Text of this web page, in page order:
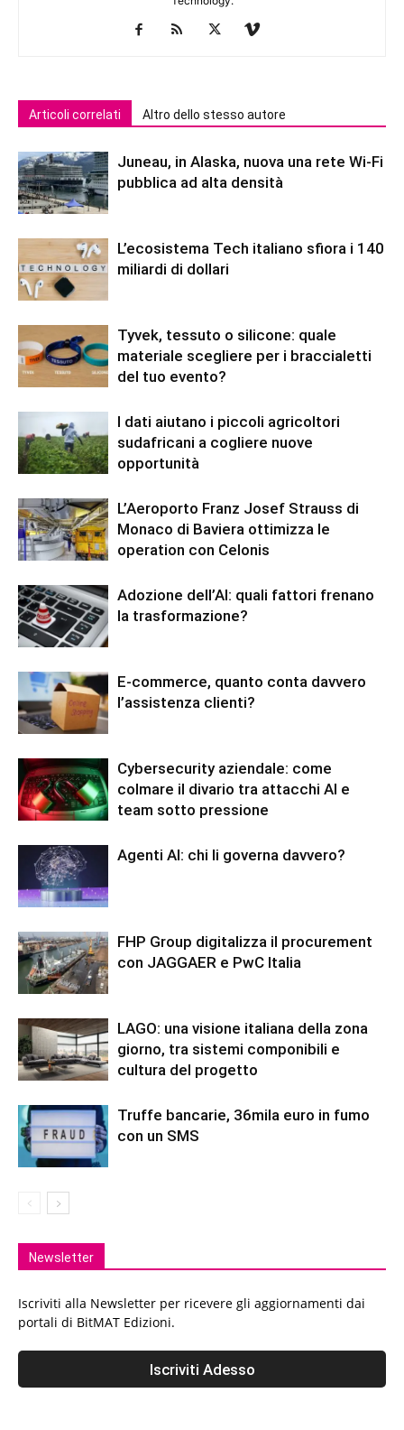
Articoli correlati Altro dello stesso autore
Juneau, in Alaska, nuova una rete Wi-Fi
pubblica ad alta densità
L’ecosistema Tech italiano sfiora i 140
miliardi di dollari
Tyvek, tessuto o silicone: quale
materiale scegliere per i braccialetti
del tuo evento?
I dati aiutano i piccoli agricoltori
sudafricani a cogliere nuove
opportunità
L’Aeroporto Franz Josef Strauss di
Monaco di Baviera ottimizza le
operation con Celonis
Adozione dell’AI: quali fattori frenano
la trasformazione?
E-commerce, quanto conta davvero
l’assistenza clienti?
Cybersecurity aziendale: come
colmare il divario tra attacchi AI e
team sotto pressione
Agenti AI: chi li governa davvero?
FHP Group digitalizza il procurement
con JAGGAER e PwC Italia
LAGO: una visione italiana della zona
giorno, tra sistemi componibili e
cultura del progetto
Truffe bancarie, 36mila euro in fumo
con un SMS
Newsletter
Iscriviti alla Newsletter per ricevere gli aggiornamenti dai
portali di BitMAT Edizioni.